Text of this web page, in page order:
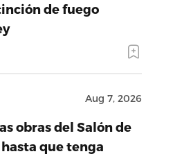
de fuego
Aug 7, 2026
obras del Salón de
que tenga